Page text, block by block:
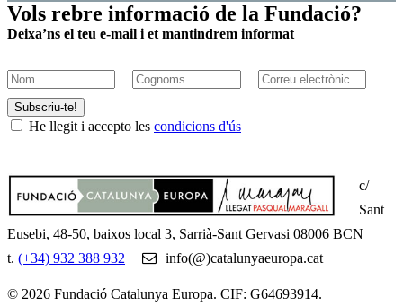
Vols rebre informació de la Fundació?
Deixa’ns el teu e-mail i et mantindrem informat
Subscriu-te!
He llegit i accepto les condicions d'ús
c/
Sant
Eusebi, 48-50, baixos local 3, Sarrià-Sant Gervasi 08006 BCN
t. (+34) 932 388 932 info(@)catalunyaeuropa.cat
© 2026 Fundació Catalunya Europa. CIF: G64693914.